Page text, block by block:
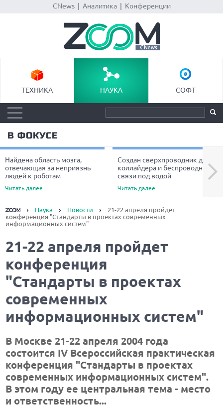
CNews| Аналитика| Конференции
ТЕХНИКА НАУКА СОФТ
В ФОКУСЕ
Найдена область мозга,
отвечающая за неприязнь
людей к роботам
Читать далее
Создан сверхпроводник для
коллайдера и беспроводной
связи под водой
Читать далее
Next
Наука Новости
21-22 апреля пройдет
конференция "Стандарты в проектах современных
информационных систем"
21-22 апреля пройдет
конференция
"Стандарты в проектах
современных
информационных систем"
В Москве 21-22 апреля 2004 года
состоится IV Всероссийская практическая
конференция "Стандарты в проектах
современных информационных систем".
В этом году ее центральная тема - место
и ответственность...